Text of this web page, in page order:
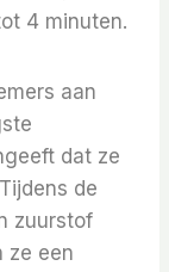
4 minuten.
aan
dat ze
de
zuurstof
ze een